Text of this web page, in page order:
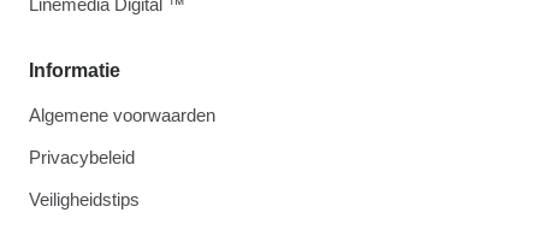
Informatie
Algemene voorwaarden
Privacybeleid
Veiligheidstips
Linemedia Digital ™